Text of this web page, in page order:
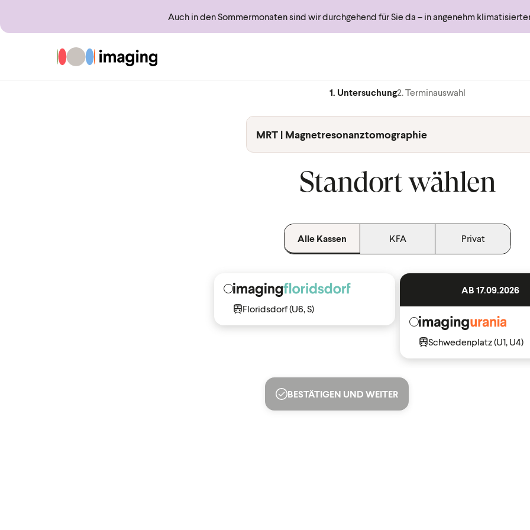
Auch in den Sommermonaten sind wir durchgehend für Sie da – in angenehm
Zur Startseite
1. Untersuchung2. Terminauswahl
MRT | Magnetresonanztomographie
Standort wählen
Alle Kassen KFA Privat
Floridsdorf (U6, S)
AB 17.09.2026
Schwedenplatz (U1, U4)
BESTÄTIGEN UND WEITER